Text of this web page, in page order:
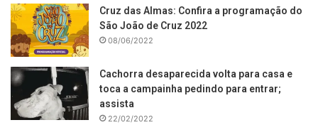
Cruz das Almas: Confira a programação do
São João de Cruz 2022
08/06/2022
Cachorra desaparecida volta para casa e
toca a campainha pedindo para entrar;
assista
22/02/2022